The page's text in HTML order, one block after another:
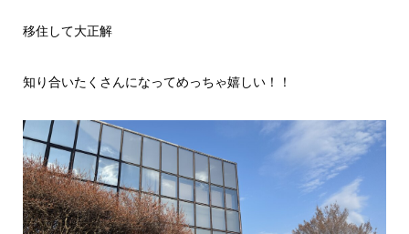
移住して大正解
知り合いたくさんになってめっちゃ嬉しい！！